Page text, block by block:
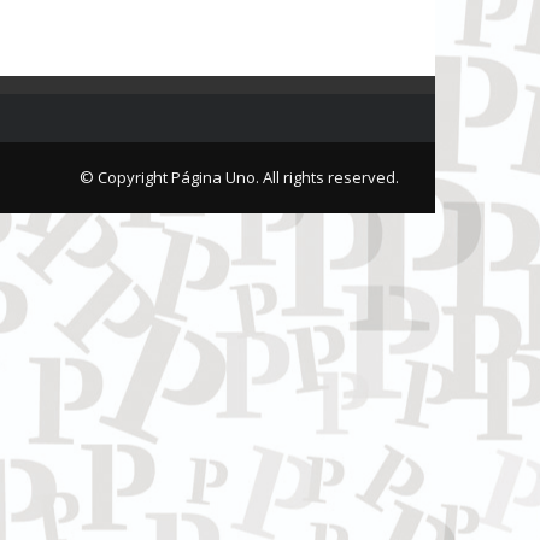
© Copyright Página Uno. All rights reserved.